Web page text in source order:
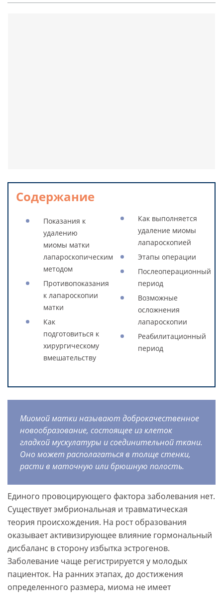
Содержание
Показания к
удалению
миомы матки
лапароскопическим
методом
Противопоказания
к лапароскопии
матки
Как
подготовиться к
хирургическому
вмешательству
Как выполняется
удаление миомы
лапароскопией
Этапы операции
Послеоперационный
период
Возможные
осложнения
лапароскопии
Реабилитационный
период
Миомой матки называют доброкачественное
новообразование, состоящее из клеток
гладкой мускулатуры и соединительной ткани.
Оно может располагаться в толще стенки,
расти в маточную или брюшную полость.
Единого провоцирующего фактора заболевания нет.
Существует эмбриональная и травматическая
теория происхождения. На рост образования
оказывает активизирующее влияние гормональный
дисбаланс в сторону избытка эстрогенов.
Заболевание чаще регистрируется у молодых
пациенток. На ранних этапах, до достижения
определенного размера, миома не имеет